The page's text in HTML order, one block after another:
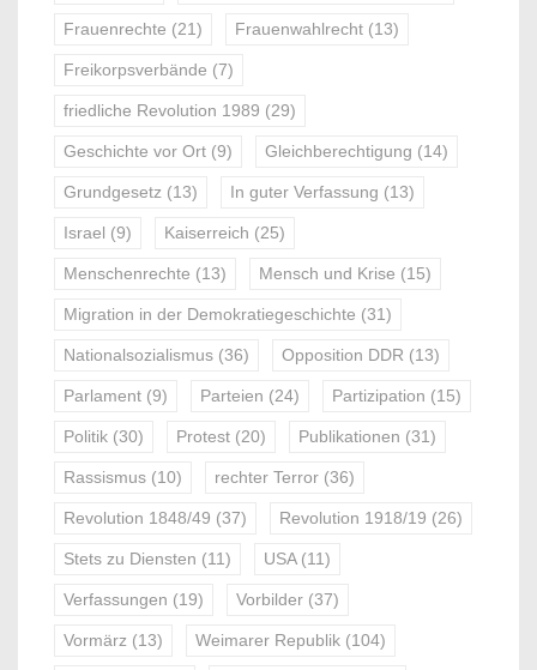
Frauenrechte (21) Frauenwahlrecht (13)
Freikorpsverbände (7)
friedliche Revolution 1989 (29)
Geschichte vor Ort (9) Gleichberechtigung (14)
Grundgesetz (13) In guter Verfassung (13)
Israel (9) Kaiserreich (25)
Menschenrechte (13) Mensch und Krise (15)
Migration in der Demokratiegeschichte (31)
Nationalsozialismus (36) Opposition DDR (13)
Parlament (9) Parteien (24) Partizipation (15)
Politik (30) Protest (20) Publikationen (31)
Rassismus (10) rechter Terror (36)
Revolution 1848/49 (37) Revolution 1918/19 (26)
Stets zu Diensten (11) USA(11)
Verfassungen (19) Vorbilder (37)
Vormärz (13) Weimarer Republik (104)